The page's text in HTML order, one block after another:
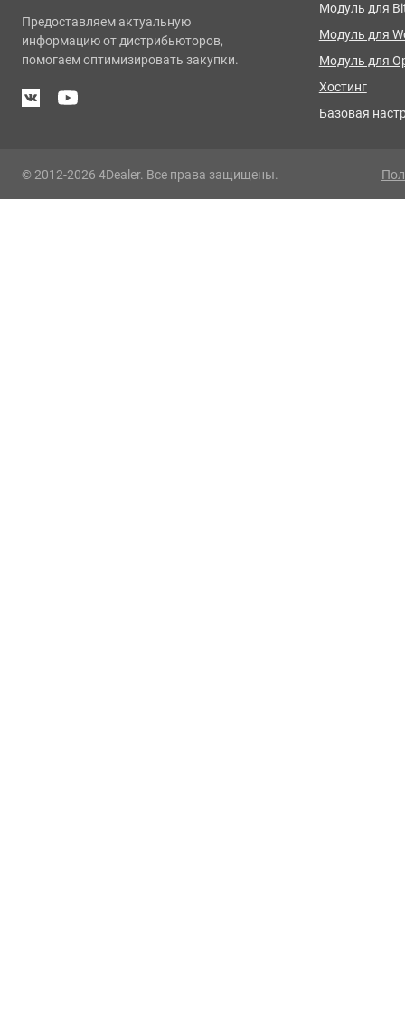
Предоставляем актуальную
информацию от дистрибьюторов,
помогаем оптимизировать закупки.
Модуль для
Модуль для
Модуль для
Хостинг
Базовая
© 2012-2026 4Dealer. Все права защищены.